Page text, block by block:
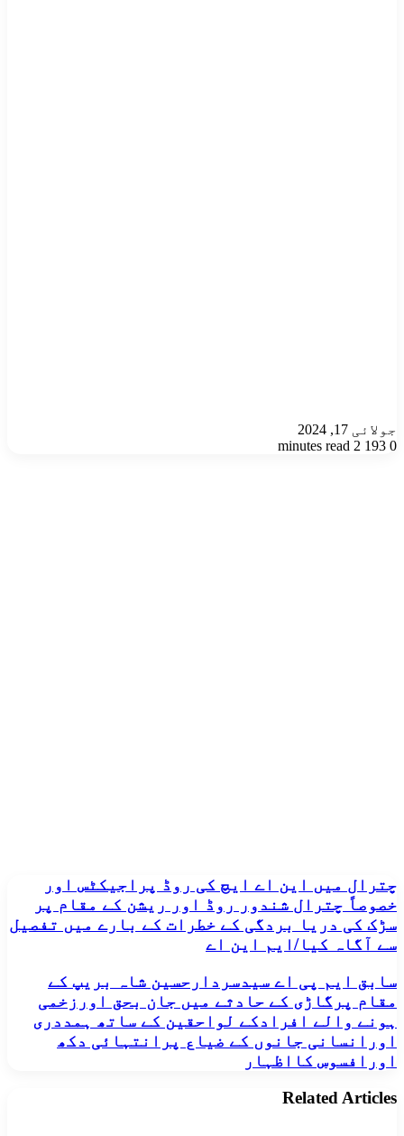
جولائی 17, 2024
0
2 minutes read
چترال
میں
این
اے
ایچ
روڈ
پراجیکٹس
اور
خصوصاً
چترال
شندور
اور
چترال میں این اے ایچ کی روڈ پراجیکٹس اور
خصوصاً چترال شندور روڈ اور ریشن کے مقام پر
سڑک کی دریا بردگی کے خطرات کے بارے میں تفصیل
سے آگاہ کیا/ایم این اے
سابق
ایم
پی
اے
سیدسردارحسین
شاہ
کے
مقام
سابق ایم پی اے سیدسردارحسین شاہ بریپ کے
مقام پرگاڑی کے حادثے میں جان بحق اورزخمی
ہونے والے افرادکے لواحقین کے ساتھ ہمددری
اورانسانی جانوں کے ضیاع پرانتہائی دکھ
اورافسوس کااظہار
Related Articles